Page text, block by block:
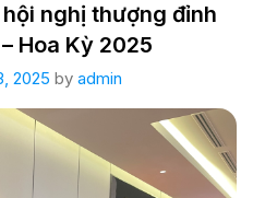
nghị thượng đỉnh
Hoa Kỳ 2025
2025 by admin